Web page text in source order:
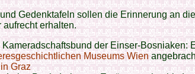
Gedenktafeln sollen die Erinnerung an die
erhalten.
der Einser-Bosniaken:
Museums Wien
Graz